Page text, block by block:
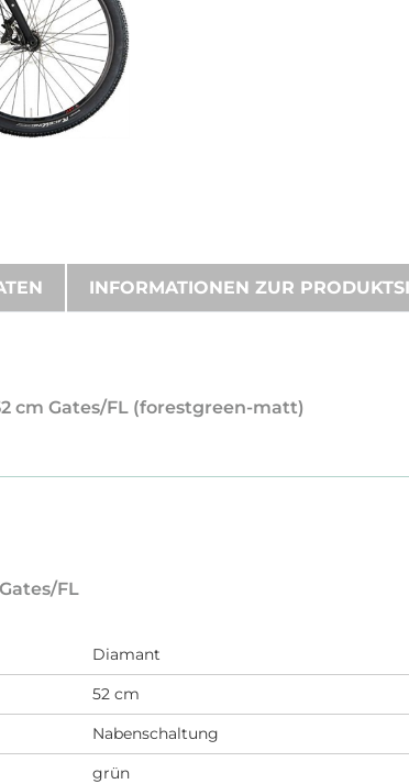
INFORMATIONEN ZUR
cm Gates/FL (forestgreen-matt)
FL
Diamant
52 cm
Nabenschaltung
grün